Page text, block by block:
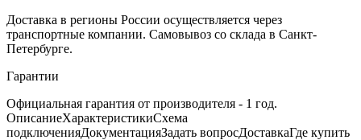
Доставка в регионы России осуществляется через
транспортные компании. Самовывоз со склада в Санкт-
Петербурге.
Гарантии
Официальная гарантия от производителя - 1 год.
ОписаниеХарактеристикиСхема
подключенияДокументацияЗадать вопросДоставкаГде купить